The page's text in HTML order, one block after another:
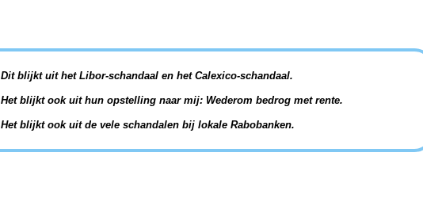
Dit blijkt uit het Libor-schandaal en het Calexico-schandaal.
Het blijkt ook uit hun opstelling naar mij: Wederom bedrog met rente.
Het blijkt ook uit de vele schandalen bij lokale Rabobanken.